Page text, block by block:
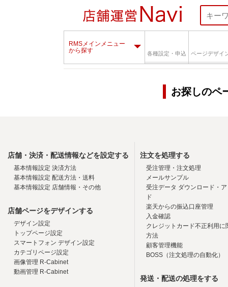
RMSメインメニュー
から探す
各種設定・申込 ページデザイ
お探しのペ
店舗・決済・配送情報などを設定する
基本情報設定 決済方法
基本情報設定 配送方法・送料
基本情報設定 店舗情報・その他
店舗ページをデザインする
デザイン設定
トップページ設定
スマートフォン デザイン設定
カテゴリページ設定
画像管理 R-Cabinet
動画管理 R-Cabinet
注文を処理する
受注管理・注文処理
メールサンプル
受注データ ダウンロード・
ド
楽天からの振込口座管理
入金確認
クレジットカード不正利用に
方法
顧客管理機能
BOSS（注文処理の自動化）
発送・配送の処理をする